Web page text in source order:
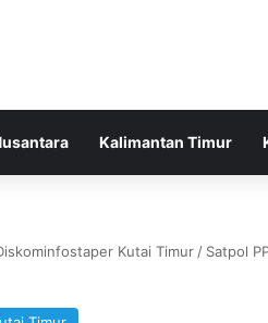
Kalimantan Timur
Kutai Timur / Satpol